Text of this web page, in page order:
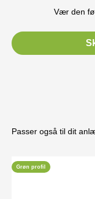
Vær den
Passer også til dit
Grøn profil